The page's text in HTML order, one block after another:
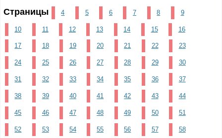
Страницы 4 5 6 7 8 9
10 11 12 13 14 15 16
17 18 19 20 21 22 23
24 25 26 27 28 29 30
31 32 33 34 35 36 37
38 39 40 41 42 43 44
45 46 47 48 49 50 51
52 53 54 55 56 57 58